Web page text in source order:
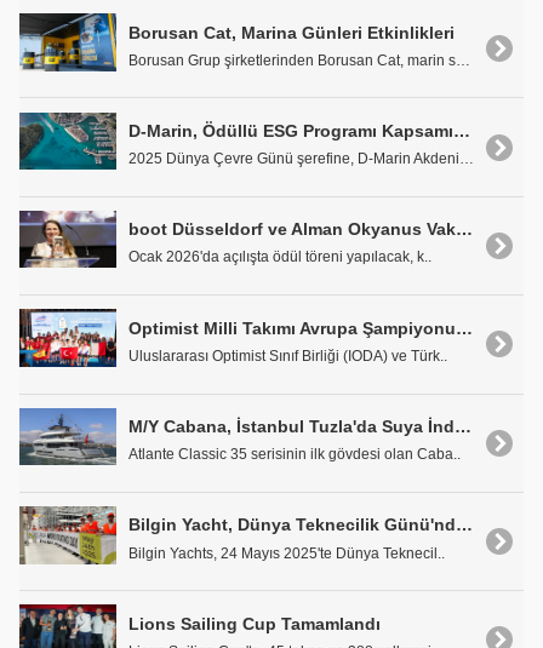
Borusan Cat, Marina Günleri Etkinlikleri
D-Marin, Ödüllü ESG Programı Kapsamında Dünya Çevre Günü'nü Kutluyor
2025 Dünya Çevre Günü şerefine, D-Marin Akdeniz ve..
boot Düsseldorf ve Alman Okyanus Vakfı'nın 2026 'okyanus saygısı' Ödülü için Başvurular Başladı
Ocak 2026'da açılışta ödül töreni yapılacak, k..
Optimist Milli Takımı Avrupa Şampiyonu Oldu
Uluslararası Optimist Sınıf Birliği (IODA) ve Türk..
M/Y Cabana, İstanbul Tuzla'da Suya İndirildi
Atlante Classic 35 serisinin ilk gövdesi olan Caba..
Bilgin Yacht, Dünya Teknecilik Günü'nde Geleceğin Yeteneklerine İlham Verdi
Bilgin Yachts, 24 Mayıs 2025'te Dünya Teknecil..
Lions Sailing Cup Tamamlandı